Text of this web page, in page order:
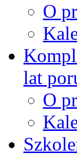
O
lat
O